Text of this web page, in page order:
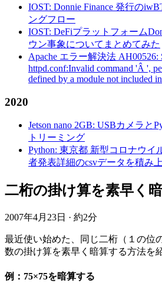
IOST: Donnie Finance 発行の
ングフロー
IOST: DeFiプラットフォーム
ウン事象についてまとめてみた
Apache エラー解決法 AH00526:
httpd.conf:Invalid command 'Â ',
defined by a module not included
2020
Jetson nano 2GB: USBカメラと
トリーミング
Python: 東京都 新型コロナウイ
者発表詳細のcsvデータを積み
二桁の掛け算を素早く
2007年4月23日 · 約2分
最近使い始めた、同じ二桁（１の位
数の掛け算を素早く暗算する方法を
例：75×75を暗算する